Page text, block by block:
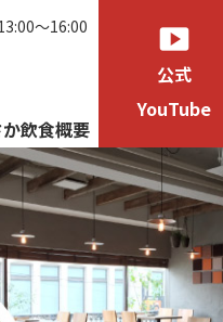
飲食概要
〜16:00 smart_display
公式
YouTube